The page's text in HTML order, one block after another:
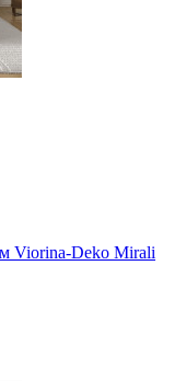
Viorina-Deko Mirali